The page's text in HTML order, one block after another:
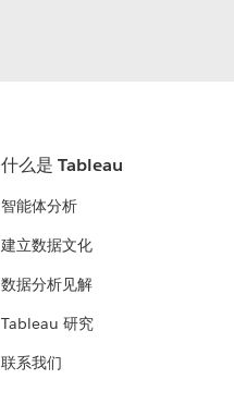
什么是 Tableau
智能体分析
建立数据文化
数据分析见解
Tableau 研究
联系我们